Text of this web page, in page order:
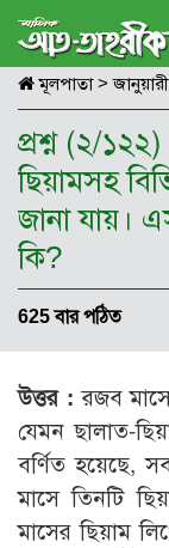
মূলপাতা>
প্রশ্ন (২/
ছিয়ামসহ
জানা যায়।
কি?
625 বার পঠিত
উত্তর : রজব
যেমন ছালাত-
বর্ণিত হয়েছে,
মাসে তিনটি
মাসের ছিয়াম